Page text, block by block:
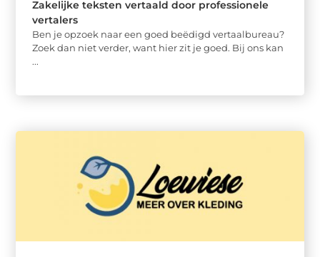
Zakelijke teksten vertaald door professionele
vertalers
Ben je opzoek naar een goed beëdigd vertaalbureau?
Zoek dan niet verder, want hier zit je goed. Bij ons kan
...